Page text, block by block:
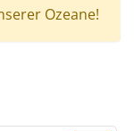
Ozeane!